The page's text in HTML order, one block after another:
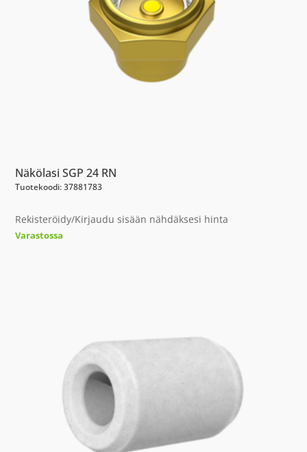
Näkölasi SGP 24 RN
Tuotekoodi: 37881783
Rekisteröidy/Kirjaudu sisään nähdäksesi hinta
Varastossa